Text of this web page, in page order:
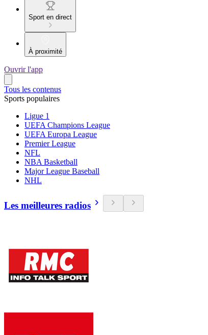
Sport en direct
À proximité
Ouvrir l'app
Tous les contenus
Sports populaires
Ligue 1
UEFA Champions League
UEFA Europa League
Premier League
NFL
NBA Basketball
Major League Baseball
NHL
Les meilleures radios